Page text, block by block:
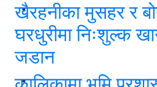
खैरहनीका मुसहर र
घरधुरीमा निःशुल्क
जडान